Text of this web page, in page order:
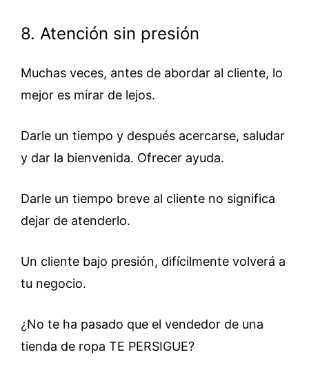
8. Atención sin presión
Muchas veces, antes de abordar al cliente, lo
mejor es mirar de lejos.
Darle un tiempo y después acercarse, saludar
y dar la bienvenida. Ofrecer ayuda.
Darle un tiempo breve al cliente no significa
dejar de atenderlo.
Un cliente bajo presión, difícilmente volverá a
tu negocio.
¿No te ha pasado que el vendedor de una
tienda de ropa TE PERSIGUE?